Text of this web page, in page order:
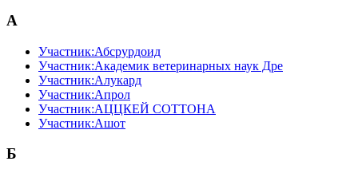
А
Участник:Абсрурдоид
Участник:Академик ветеринарных наук Дре
Участник:Алукард
Участник:Апрол
Участник:АЦЦКЕЙ CОТТОНА
Участник:Ашот
Б